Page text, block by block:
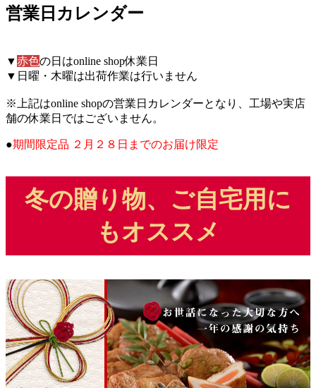
営業日カレンダー
▼赤色の日はonline shop休業日
▼日曜・木曜は出荷作業は行いません
※上記はonline shopの営業日カレンダーとなり、工場や実店
舗の休業日ではございません。
●期間限定品 ２月２８日までのお届け限定
冬の贈り物、ご自宅用に
もオススメ